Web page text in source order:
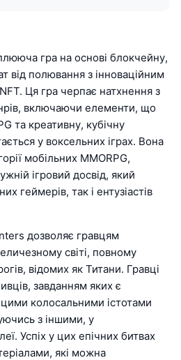
гра на основі блокчейну,
від полювання з інноваційним
Ця гра черпає натхнення з
включаючи елементи, що
та креативну, кубічну
у воксельних іграх. Вона
мобільних MMORPG,
ігровий досвід, який
геймерів, так і ентузіастів
дозволяє гравцям
світі, повному
відомих як Титани. Гравці
завданням яких є
колосальними істотами
з іншими, у
Успіх у цих епічних битвах
які можна